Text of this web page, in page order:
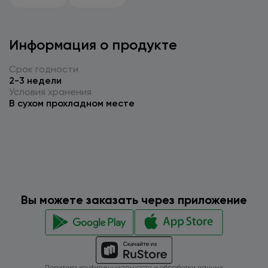
Информация о продукте
Срок годности
2-3 недели
Условия хранения
В сухом прохладном месте
Вы можете заказать через приложение